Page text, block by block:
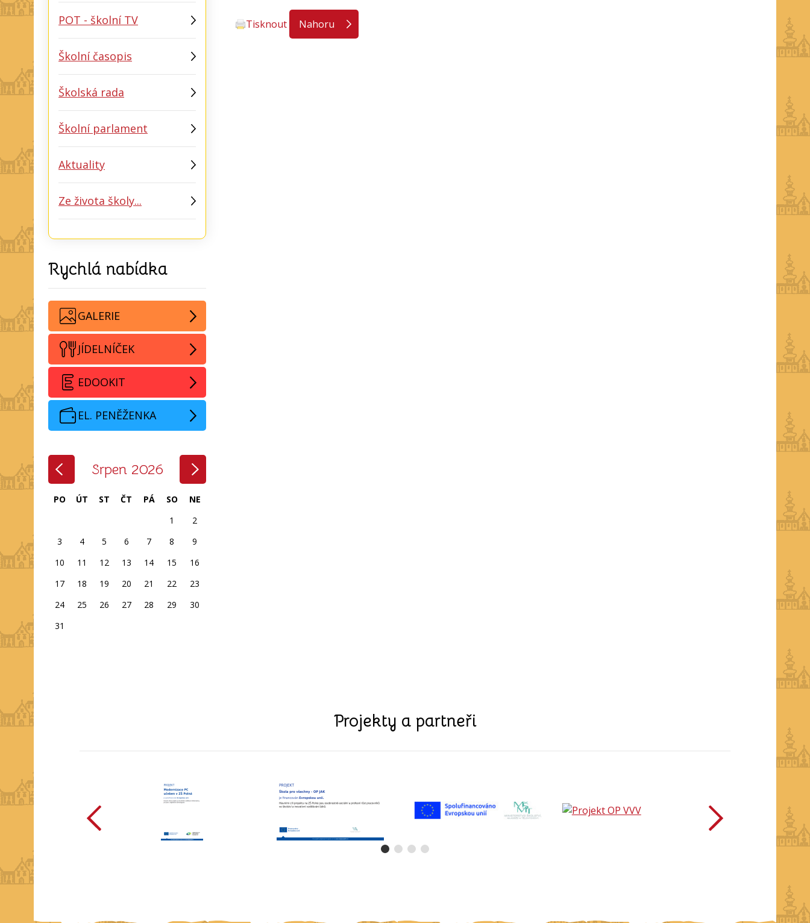
Tisknout Nahoru
POT - školní TV
Školní časopis
Školská rada
Školní parlament
Aktuality
Ze života školy...
Rychlá nabídka
GALERIE
JÍDELNÍČEK
EDOOKIT
EL. PENĚŽENKA
Srpen 2026
PO ÚT ST ČT PÁ SO
NE
1
2
3
4 5 6 7 8
9
10
11 12 13 14 15
16
17
18 19 20 21 22
23
24
25 26 27 28 29
30
31
Projekty a partneři